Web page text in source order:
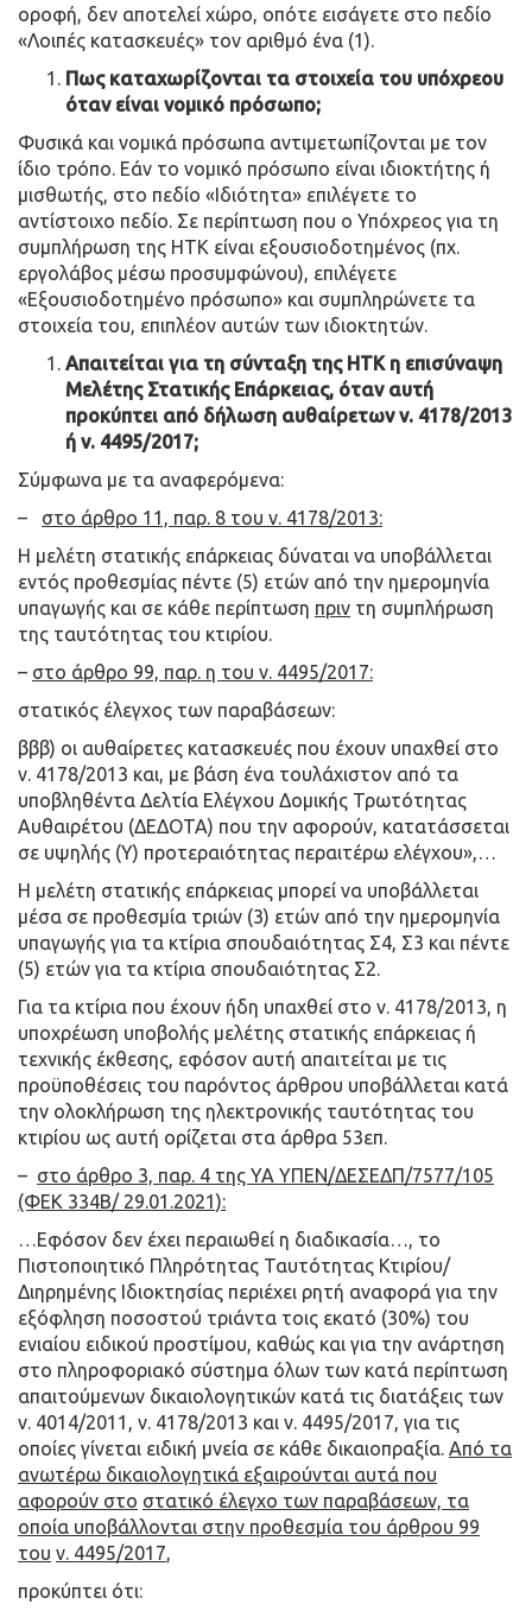
οροφή, δεν αποτελεί χώρο, οπότε εισάγετε στο πεδίο
«Λοιπές κατασκευές» τον αριθμό ένα (1).
Πως καταχωρίζονται τα στοιχεία του υπόχρεου
όταν είναι νομικό πρόσωπο;
Φυσικά και νομικά πρόσωπα αντιμετωπίζονται με τον
ίδιο τρόπο. Εάν το νομικό πρόσωπο είναι ιδιοκτήτης ή
μισθωτής, στο πεδίο «Ιδιότητα» επιλέγετε το
αντίστοιχο πεδίο. Σε περίπτωση που ο Υπόχρεος για τη
συμπλήρωση της ΗΤΚ είναι εξουσιοδοτημένος (πχ.
εργολάβος μέσω προσυμφώνου), επιλέγετε
«Εξουσιοδοτημένο πρόσωπο» και συμπληρώνετε τα
στοιχεία του, επιπλέον αυτών των ιδιοκτητών.
Απαιτείται για τη σύνταξη της ΗΤΚ η επισύναψη
Μελέτης Στατικής Επάρκειας, όταν αυτή
προκύπτει από δήλωση αυθαίρετων ν. 4178/2013
ή ν. 4495/2017;
Σύμφωνα με τα αναφερόμενα:
– στο άρθρο 11, παρ. 8 του ν. 4178/2013:
Η μελέτη στατικής επάρκειας δύναται να υποβάλλεται
εντός προθεσμίας πέντε (5) ετών από την ημερομηνία
υπαγωγής και σε κάθε περίπτωση πριν τη συμπλήρωση
της ταυτότητας του κτιρίου.
– στο άρθρο 99, παρ. η του ν. 4495/2017:
στατικός έλεγχος των παραβάσεων:
βββ) οι αυθαίρετες κατασκευές που έχουν υπαχθεί στο
ν. 4178/2013 και, με βάση ένα τουλάχιστον από τα
υποβληθέντα Δελτία Ελέγχου Δομικής Τρωτότητας
Αυθαιρέτου (ΔΕΔΟΤΑ) που την αφορούν, κατατάσσεται
σε υψηλής (Υ) προτεραιότητας περαιτέρω ελέγχου»,…
Η μελέτη στατικής επάρκειας μπορεί να υποβάλλεται
μέσα σε προθεσμία τριών (3) ετών από την ημερομηνία
υπαγωγής για τα κτίρια σπουδαιότητας Σ4, Σ3 και πέντε
(5) ετών για τα κτίρια σπουδαιότητας Σ2.
Για τα κτίρια που έχουν ήδη υπαχθεί στο ν. 4178/2013, η
υποχρέωση υποβολής μελέτης στατικής επάρκειας ή
τεχνικής έκθεσης, εφόσον αυτή απαιτείται με τις
προϋποθέσεις του παρόντος άρθρου υποβάλλεται κατά
την ολοκλήρωση της ηλεκτρονικής ταυτότητας του
κτιρίου ως αυτή ορίζεται στα άρθρα 53επ.
– στο άρθρο 3, παρ. 4 της ΥΑ ΥΠΕΝ/ΔΕΣΕΔΠ/7577/105
(ΦΕΚ 334Β/ 29.01.2021):
…Εφόσον δεν έχει περαιωθεί η διαδικασία…, το
Πιστοποιητικό Πληρότητας Ταυτότητας Κτιρίου/
Διηρημένης Ιδιοκτησίας περιέχει ρητή αναφορά για την
εξόφληση ποσοστού τριάντα τοις εκατό (30%) του
ενιαίου ειδικού προστίμου, καθώς και για την ανάρτηση
στο πληροφοριακό σύστημα όλων των κατά περίπτωση
απαιτούμενων δικαιολογητικών κατά τις διατάξεις των
ν. 4014/2011, ν. 4178/2013 και ν. 4495/2017, για τις
οποίες γίνεται ειδική μνεία σε κάθε δικαιοπραξία. Από τα
ανωτέρω δικαιολογητικά εξαιρούνται αυτά που
αφορούν στο στατικό έλεγχο των παραβάσεων, τα
οποία υποβάλλονται στην προθεσμία του άρθρου 99
του ν. 4495/2017,
προκύπτει ότι: